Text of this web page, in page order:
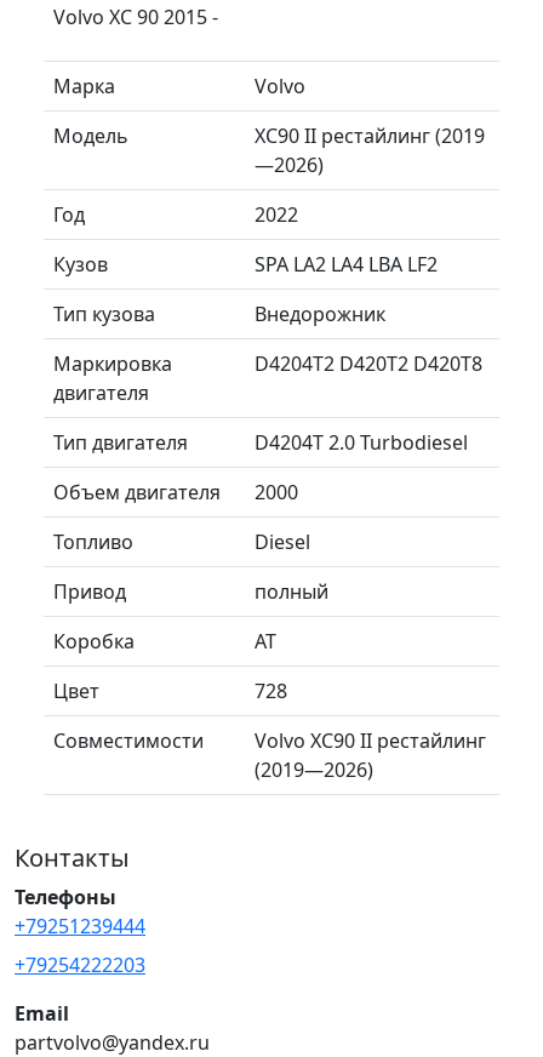
Volvo XC 90 2015 -
Марка
Volvo
Модель
XC90 II рестайлинг (2019
—2026)
Год
2022
Кузов
SPA LA2 LA4 LBA LF2
Тип кузова
Внедорожник
Маркировка
двигателя
D4204T2 D420T2 D420T8
Тип двигателя
D4204T 2.0 Turbodiesel
Объем двигателя
2000
Топливо
Diesel
Привод
полный
Коробка
AT
Цвет
728
Совместимости
Volvo XC90 II рестайлинг
(2019—2026)
Контакты
Телефоны
+79251239444
+79254222203
Email
partvolvo@yandex.ru